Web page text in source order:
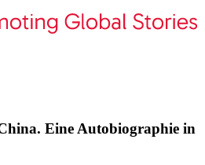
Eine Autobiographie in